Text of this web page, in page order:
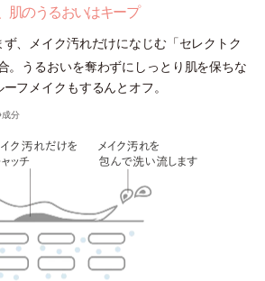
肌のうるおいはキープ
、メイク汚れだけになじむ「セレクトク
。うるおいを奪わずにしっとり肌を保ちな
フメイクもするんとオフ。
分